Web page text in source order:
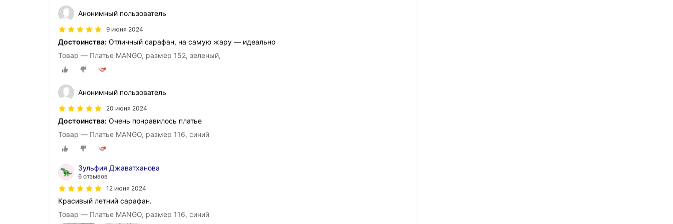
Анонимный пользователь
9 июня 2024
Достоинства: Отличный сарафан, на самую жару — идеально
Товар — Платье MANGO, размер 152, зеленый,
Анонимный пользователь
20 июня 2024
Достоинства: Очень понравилось платье
Товар — Платье MANGO, размер 116, синий
Зульфия Джаватханова
6 отзывов
12 июня 2024
Красивый летний сарафан.
Товар — Платье MANGO, размер 116, синий